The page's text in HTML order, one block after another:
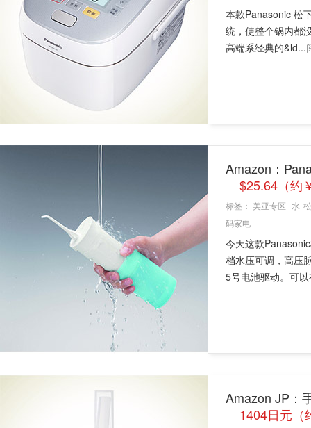
本款Panasonic 松
统，使整个锅内都
高端系经典的&ld...
Amazon：
$25.64（约
标签： 美亚专区 水
码家电
今天这款
档水压可调，高压
5号电池驱动。可
Amazon JP：
1404日元（